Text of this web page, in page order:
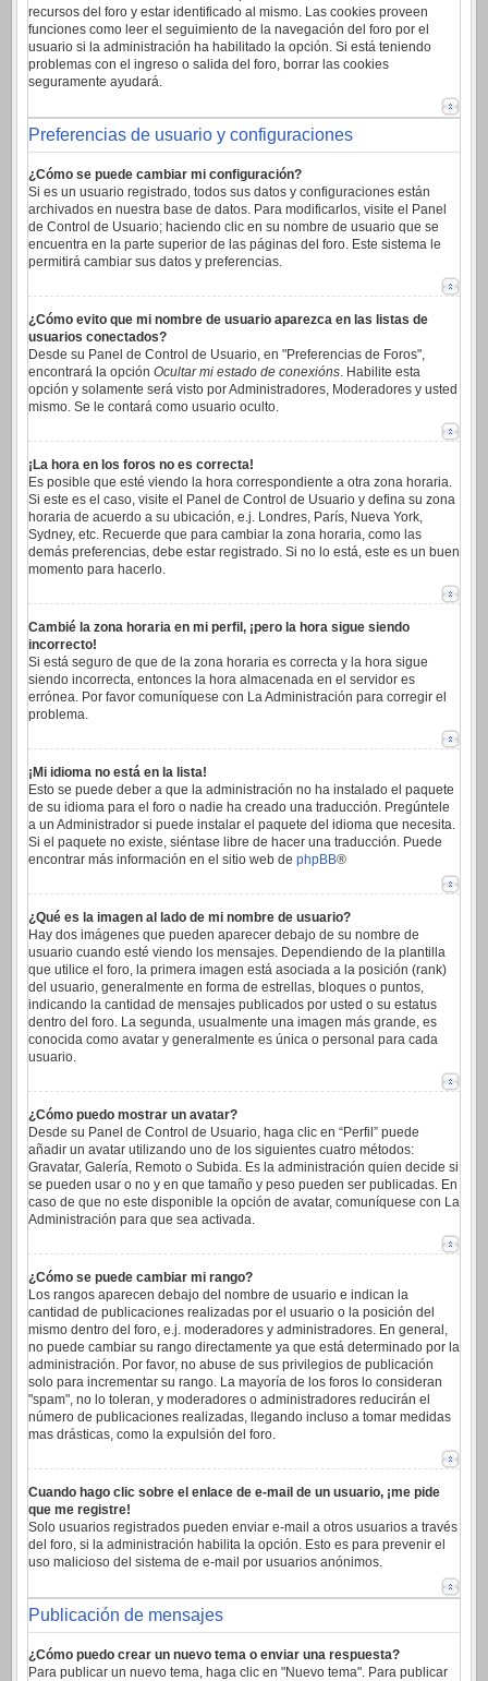
recursos del foro y estar identificado al mismo. Las cookies proveen
funciones como leer el seguimiento de la navegación del foro por el
usuario si la administración ha habilitado la opción. Si está teniendo
problemas con el ingreso o salida del foro, borrar las cookies
seguramente ayudará.
Preferencias de usuario y configuraciones
¿Cómo se puede cambiar mi configuración?
Si es un usuario registrado, todos sus datos y configuraciones están
archivados en nuestra base de datos. Para modificarlos, visite el Panel
de Control de Usuario; haciendo clic en su nombre de usuario que se
encuentra en la parte superior de las páginas del foro. Este sistema le
permitirá cambiar sus datos y preferencias.
¿Cómo evito que mi nombre de usuario aparezca en las listas de
usuarios conectados?
Desde su Panel de Control de Usuario, en "Preferencias de Foros",
encontrará la opción Ocultar mi estado de conexións. Habilite esta
opción y solamente será visto por Administradores, Moderadores y usted
mismo. Se le contará como usuario oculto.
¡La hora en los foros no es correcta!
Es posible que esté viendo la hora correspondiente a otra zona horaria.
Si este es el caso, visite el Panel de Control de Usuario y defina su zona
horaria de acuerdo a su ubicación, e.j. Londres, París, Nueva York,
Sydney, etc. Recuerde que para cambiar la zona horaria, como las
demás preferencias, debe estar registrado. Si no lo está, este es un buen
momento para hacerlo.
Cambié la zona horaria en mi perfil, ¡pero la hora sigue siendo
incorrecto!
Si está seguro de que de la zona horaria es correcta y la hora sigue
siendo incorrecta, entonces la hora almacenada en el servidor es
errónea. Por favor comuníquese con La Administración para corregir el
problema.
¡Mi idioma no está en la lista!
Esto se puede deber a que la administración no ha instalado el paquete
de su idioma para el foro o nadie ha creado una traducción. Pregúntele
a un Administrador si puede instalar el paquete del idioma que necesita.
Si el paquete no existe, siéntase libre de hacer una traducción. Puede
encontrar más información en el sitio web de phpBB®
¿Qué es la imagen al lado de mi nombre de usuario?
Hay dos imágenes que pueden aparecer debajo de su nombre de
usuario cuando esté viendo los mensajes. Dependiendo de la plantilla
que utilice el foro, la primera imagen está asociada a la posición (rank)
del usuario, generalmente en forma de estrellas, bloques o puntos,
indicando la cantidad de mensajes publicados por usted o su estatus
dentro del foro. La segunda, usualmente una imagen más grande, es
conocida como avatar y generalmente es única o personal para cada
usuario.
¿Cómo puedo mostrar un avatar?
Desde su Panel de Control de Usuario, haga clic en “Perfil” puede
añadir un avatar utilizando uno de los siguientes cuatro métodos:
Gravatar, Galería, Remoto o Subida. Es la administración quien decide si
se pueden usar o no y en que tamaño y peso pueden ser publicadas. En
caso de que no este disponible la opción de avatar, comuníquese con La
Administración para que sea activada.
¿Cómo se puede cambiar mi rango?
Los rangos aparecen debajo del nombre de usuario e indican la
cantidad de publicaciones realizadas por el usuario o la posición del
mismo dentro del foro, e.j. moderadores y administradores. En general,
no puede cambiar su rango directamente ya que está determinado por la
administración. Por favor, no abuse de sus privilegios de publicación
solo para incrementar su rango. La mayoría de los foros lo consideran
"spam", no lo toleran, y moderadores o administradores reducirán el
número de publicaciones realizadas, llegando incluso a tomar medidas
mas drásticas, como la expulsión del foro.
Cuando hago clic sobre el enlace de e-mail de un usuario, ¡me pide
que me registre!
Solo usuarios registrados pueden enviar e-mail a otros usuarios a través
del foro, si la administración habilita la opción. Esto es para prevenir el
uso malicioso del sistema de e-mail por usuarios anónimos.
Publicación de mensajes
¿Cómo puedo crear un nuevo tema o enviar una respuesta?
Para publicar un nuevo tema, haga clic en "Nuevo tema". Para publicar